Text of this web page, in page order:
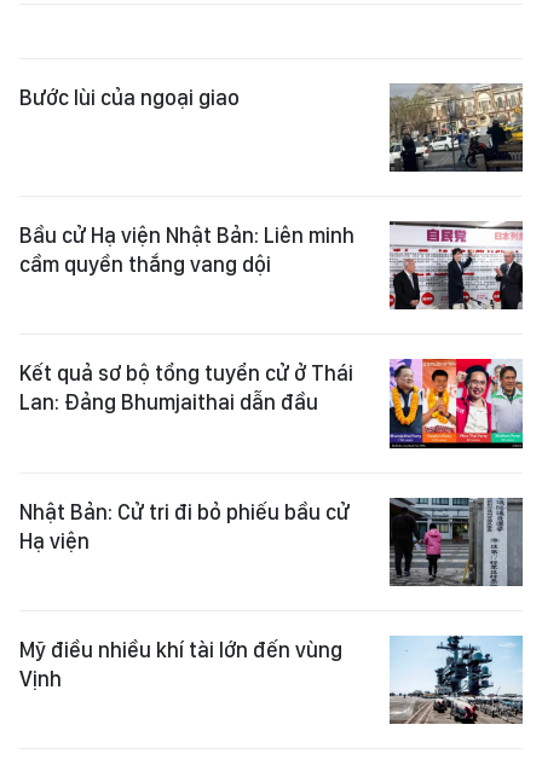
Bước lùi của ngoại giao
Bầu cử Hạ viện Nhật Bản: Liên minh
cầm quyền thắng vang dội
Kết quả sơ bộ tổng tuyển cử ở Thái
Lan: Đảng Bhumjaithai dẫn đầu
Nhật Bản: Cử tri đi bỏ phiếu bầu cử
Hạ viện
Mỹ điều nhiều khí tài lớn đến vùng
Vịnh